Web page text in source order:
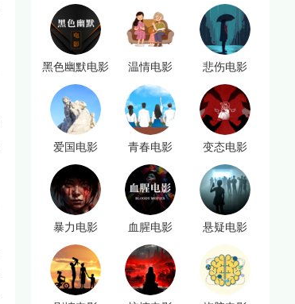
黑色幽默电影 温情电影 悲伤电影
爱国电影 青春电影 变态电影
暴力电影 血腥电影 悬疑电影